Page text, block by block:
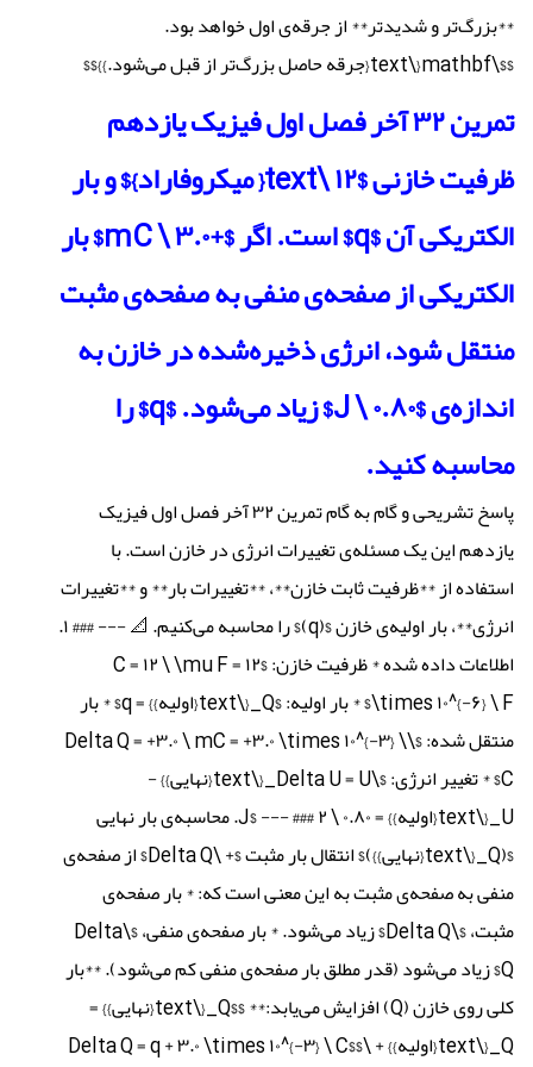
**بزرگ‌تر و شدیدتر** از جرقه‌ی اول خواهد بود.
$$\mathbf{\text{جرقه حاصل بزرگ‌تر از قبل می‌شود.}}$$
تمرین ۳۲ آخر فصل اول فیزیک یازدهم
ظرفیت خازنی $۱۲ \text{ میکروفاراد}$ و بار
الکتریکی آن $q$ است. اگر $+۳.۰ \ mC$ بار
الکتریکی از صفحه‌ی منفی به صفحه‌ی مثبت
منتقل شود، انرژی ذخیره‌شده در خازن به
اندازه‌ی $۰.۸۰ \ J$ زیاد می‌شود. $q$ را
محاسبه کنید.
پاسخ تشریحی و گام به گام تمرین ۳۲ آخر فصل اول فیزیک
یازدهم این یک مسئله‌ی تغییرات انرژی در خازن است. با
استفاده از **ظرفیت ثابت خازن**، **تغییرات بار** و **تغییرات
انرژی**، بار اولیه‌ی خازن $(q)$ را محاسبه می‌کنیم. 📐 --- ### ۱.
اطلاعات داده شده * ظرفیت خازن: $C = ۱۲ \ \mu F = ۱۲
\times ۱۰^{-۶} \ F$ * بار اولیه: $Q_{\text{اولیه}} = q$ * بار
منتقل شده: $\Delta Q = +۳.۰ \ mC = +۳.۰ \times ۱۰^{-۳} \
C$ * تغییر انرژی: $\Delta U = U_{\text{نهایی}} -
U_{\text{اولیه}} = ۰.۸۰ \ J$ --- ### ۲. محاسبه‌ی بار نهایی
$(Q_{\text{نهایی}})$ انتقال بار مثبت $+ \Delta Q$ از صفحه‌ی
منفی به صفحه‌ی مثبت به این معنی است که: * بار صفحه‌ی
مثبت، $\Delta Q$ زیاد می‌شود. * بار صفحه‌ی منفی، $\Delta
Q$ زیاد می‌شود (قدر مطلق بار صفحه‌ی منفی کم می‌شود). **بار
کلی روی خازن (Q) افزایش می‌یابد:** $$Q_{\text{نهایی}} =
Q_{\text{اولیه}} + \Delta Q = q + ۳.۰ \times ۱۰^{-۳} \ C$$